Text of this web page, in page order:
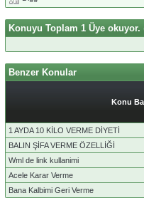
Konuyu Toplam 1 Üye okuyor.
Benzer Konular
Konu
1 AYDA 10 KİLO VERME DİYETİ
BALIN ŞİFA VERME ÖZELLİĞİ
Wml de link kullanimi
Acele Karar Verme
Bana Kalbimi Geri Verme